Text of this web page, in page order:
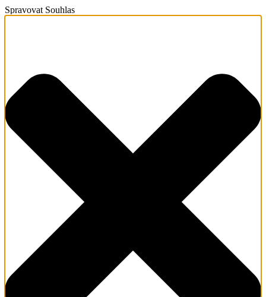
Spravovat Souhlas